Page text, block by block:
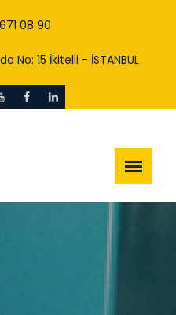
08 90
No: 15 İkitelli - İSTANBUL